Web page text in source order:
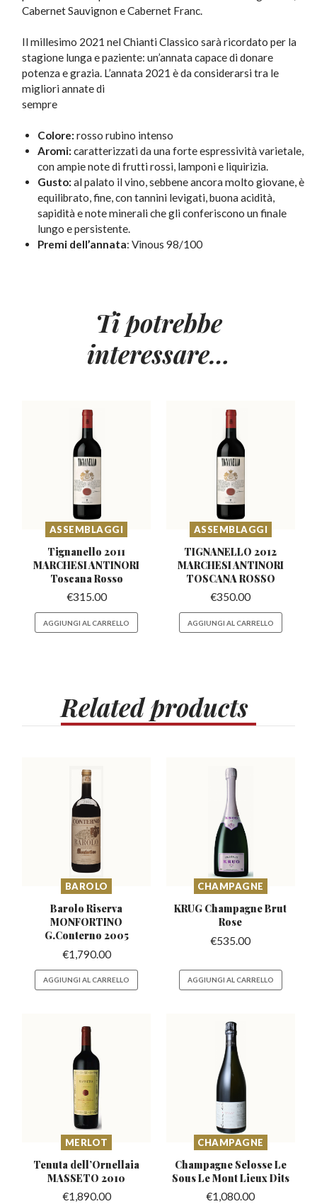
Cabernet Sauvignon e Cabernet Franc.
Il millesimo 2021 nel Chianti Classico sarà ricordato per la
stagione lunga e paziente: un’annata capace di donare
potenza e grazia. L’annata 2021 è da considerarsi tra le
migliori annate di
sempre
Colore: rosso rubino intenso
Aromi: caratterizzati da una forte espressività varietale,
con ampie note di frutti rossi, lamponi e liquirizia.
Gusto: al palato il vino, sebbene ancora molto giovane, è
equilibrato, fine, con tannini levigati, buona acidità,
sapidità e note minerali che gli conferiscono un finale
lungo e persistente.
Premi dell’annata: Vinous 98/100
Ti potrebbe
interessare…
ASSEMBLAGGI
Tignanello 2011
MARCHESIANTINORI
Toscana Rosso
€315.00
AGGIUNGI AL CARRELLO
ASSEMBLAGGI
TIGNANELLO 2012
MARCHESIANTINORI
TOSCANA ROSSO
€350.00
AGGIUNGI AL CARRELLO
Relatedproducts
BAROLO
Barolo Riserva
MONFORTINO
G.Conterno 2005
€1,790.00
AGGIUNGI AL CARRELLO
CHAMPAGNE
KRUG ChampagneBrut
Rose
€535.00
AGGIUNGI AL CARRELLO
MERLOT
Tenuta dell’Ornellaia
MASSETO 2010
€1,890.00
CHAMPAGNE
Champagne Selosse Le
SousLe Mont Lieux Dits
€1,080.00